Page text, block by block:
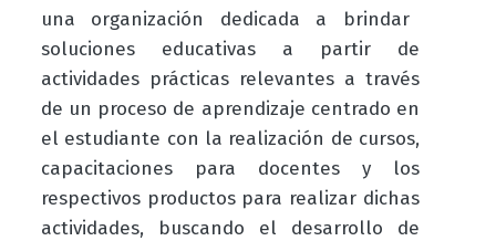
una organización dedicada a brindar
soluciones educativas a partir de
actividades prácticas relevantes a través
de un proceso de aprendizaje centrado en
el estudiante con la realización de cursos,
capacitaciones para docentes y los
respectivos productos para realizar dichas
actividades, buscando el desarrollo de